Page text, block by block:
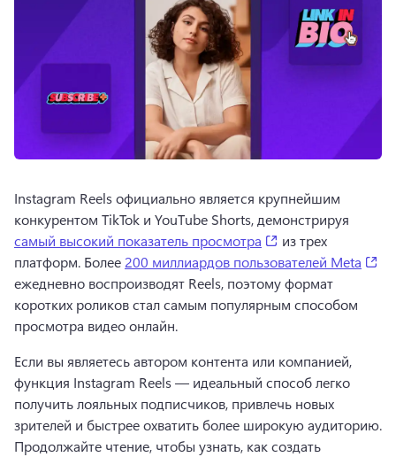
Instagram Reels официально является крупнейшим
конкурентом TikTok и YouTube Shorts, демонстрируя
самый высокий показатель просмотра
(opens in a new
из трех
платформ. Более 200 миллиардов пользователей Meta
ежедневно воспроизводят Reels, поэтому формат
коротких роликов стал самым популярным способом
просмотра видео онлайн.
Если вы являетесь автором контента или компанией,
функция Instagram Reels — идеальный способ легко
получить лояльных подписчиков, привлечь новых
Продолжайте чтение, чтобы узнать, как создать